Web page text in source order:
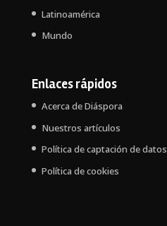
Latinoamérica
Mundo
Enlaces rápidos
Acerca de Diáspora
Nuestros artículos
Política de captación de datos
Política de cookies